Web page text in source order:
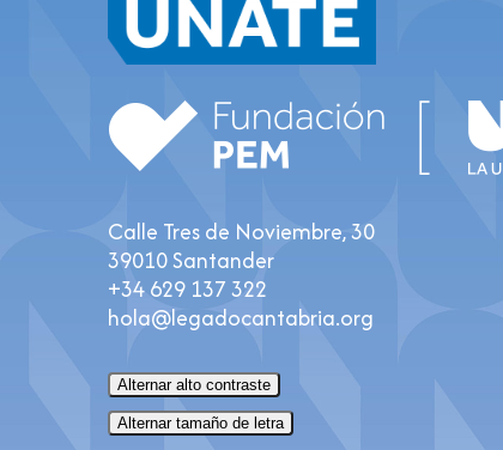
Calle Tres de Noviembre, 30
39010 Santander
+34 629 137 322
hola@legadocantabria.org
Alternar alto contraste
Alternar tamaño de letra